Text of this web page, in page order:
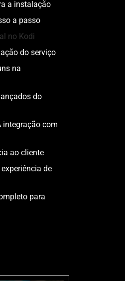
a instalação
a passo
no Kodi
do serviço
na
do
integração com
ao cliente
de
para